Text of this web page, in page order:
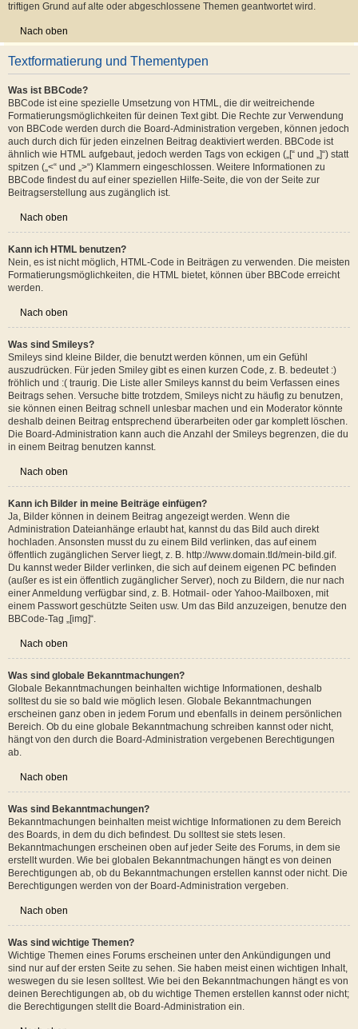
kannst du das Thema wieder ganz nach oben auf die erste Seite des Forums
möglicherweise deaktiviert oder seit der letzten Markierung ist nicht genügend
einfach eine Antwort darauf schreibst. Stelle jedoch sicher, dass du die Regeln
dieses Boards beachtest! Es wird meist nicht gerne gesehen, wenn ohne
triftigen Grund auf alte oder abgeschlossene Themen geantwortet wird.
Nach oben
Textformatierung und Thementypen
Was ist BBCode?
BBCode ist eine spezielle Umsetzung von HTML, die dir weitreichende
Formatierungsmöglichkeiten für deinen Text gibt. Die Rechte zur Verwendung
auch durch dich für jeden einzelnen Beitrag deaktiviert werden. BBCode ist
ähnlich wie HTML aufgebaut, jedoch werden Tags von eckigen („[“ und „]“) statt
spitzen („<“ und „>“) Klammern eingeschlossen. Weitere Informationen zu
BBCode findest du auf einer speziellen Hilfe-Seite, die von der Seite zur
Beitragserstellung aus zugänglich ist.
Kann ich HTML benutzen?
Nein, es ist nicht möglich, HTML-Code in Beiträgen zu verwenden. Die meisten
Formatierungsmöglichkeiten, die HTML bietet, können über BBCode erreicht
werden.
Nach oben
Was sind Smileys?
Smileys sind kleine Bilder, die benutzt werden können, um ein Gefühl
auszudrücken. Für jeden Smiley gibt es einen kurzen Code, z. B. bedeutet :)
Beitrags sehen. Versuche bitte trotzdem, Smileys nicht zu häufig zu benutzen,
sie können einen Beitrag schnell unlesbar machen und ein Moderator könnte
deshalb deinen Beitrag entsprechend überarbeiten oder gar komplett löschen.
Die Board-Administration kann auch die Anzahl der Smileys begrenzen, die du
in einem Beitrag benutzen kannst.
Nach oben
Kann ich Bilder in meine Beiträge einfügen?
Ja, Bilder können in deinem Beitrag angezeigt werden. Wenn die
Administration Dateianhänge erlaubt hat, kannst du das Bild auch direkt
hochladen. Ansonsten musst du zu einem Bild verlinken, das auf einem
Du kannst weder Bilder verlinken, die sich auf deinem eigenen PC befinden
(außer es ist ein öffentlich zugänglicher Server), noch zu Bildern, die nur nach
einer Anmeldung verfügbar sind, z. B. Hotmail- oder Yahoo-Mailboxen, mit
einem Passwort geschützte Seiten usw. Um das Bild anzuzeigen, benutze den
BBCode-Tag „[img]“.
Nach oben
Was sind globale Bekanntmachungen?
solltest du sie so bald wie möglich lesen. Globale Bekanntmachungen
erscheinen ganz oben in jedem Forum und ebenfalls in deinem persönlichen
Bereich. Ob du eine globale Bekanntmachung schreiben kannst oder nicht,
hängt von den durch die Board-Administration vergebenen Berechtigungen
ab.
Nach oben
Was sind Bekanntmachungen?
des Boards, in dem du dich befindest. Du solltest sie stets lesen.
Bekanntmachungen erscheinen oben auf jeder Seite des Forums, in dem sie
erstellt wurden. Wie bei globalen Bekanntmachungen hängt es von deinen
Berechtigungen ab, ob du Bekanntmachungen erstellen kannst oder nicht. Die
Berechtigungen werden von der Board-Administration vergeben.
Nach oben